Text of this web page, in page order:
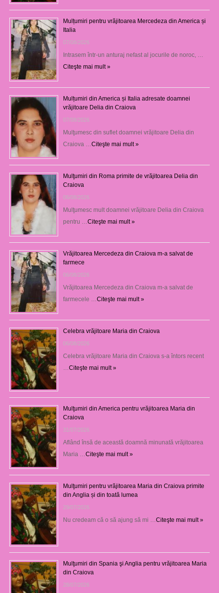
Mulțumiri pentru vrăjitoarea Mercedeza din America și
Italia
07/08/2026
Intrasem într-un anturaj nefast al jocurile de noroc, …
Citeşte mai mult »
Mulțumiri din America și Italia adresate doamnei
vrăjitoare Delia din Craiova
07/08/2026
Mulţumesc din suflet doamnei vrăjitoare Delia din
Craiova … Citeşte mai mult »
Mulţumiri din Roma primite de vrăjitoarea Delia din
Craiova
06/08/2026
Mulţumesc mult doamnei vrăjitoare Delia din Craiova
pentru … Citeşte mai mult »
Vrăjitoarea Mercedeza din Craiova m-a salvat de
farmece
06/08/2026
Vrăjitoarea Mercedeza din Craiova m-a salvat de
farmecele … Citeşte mai mult »
Celebra vrăjitoare Maria din Craiova
06/08/2026
Celebra vrăjitoare Maria din Craiova s-a întors recent
Citeşte mai mult »
Mulţumiri din America pentru vrăjitoarea Maria din
Craiova
31/07/2026
Aflând însă de această doamnă minunată vrăjitoarea
Maria … Citeşte mai mult »
Mulţumiri pentru vrăjitoarea Maria din Craiova primite
din Anglia și din toată lumea
29/07/2026
Nu credeam că o să ajung să mi … Citeşte mai mult »
Mulţumiri din Spania şi Anglia pentru vrăjitoarea Maria
din Craiova
28/07/2026